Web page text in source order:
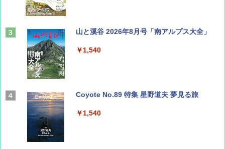
山と溪谷 2026年8月号「南アルプス大全」
￥1,540
Coyote No.89 特集 星野道夫 夢見る旅
￥1,540